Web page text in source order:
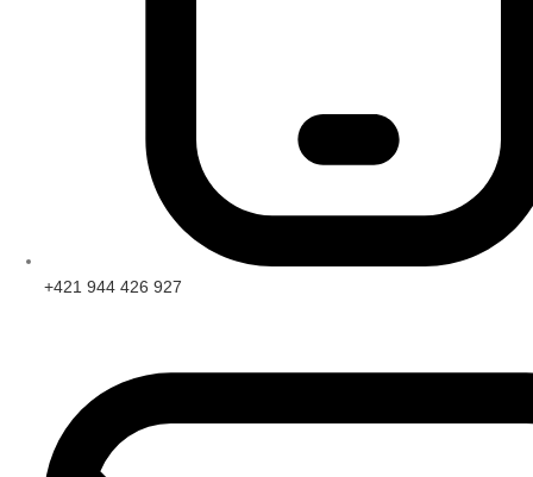
+421 944 426 927